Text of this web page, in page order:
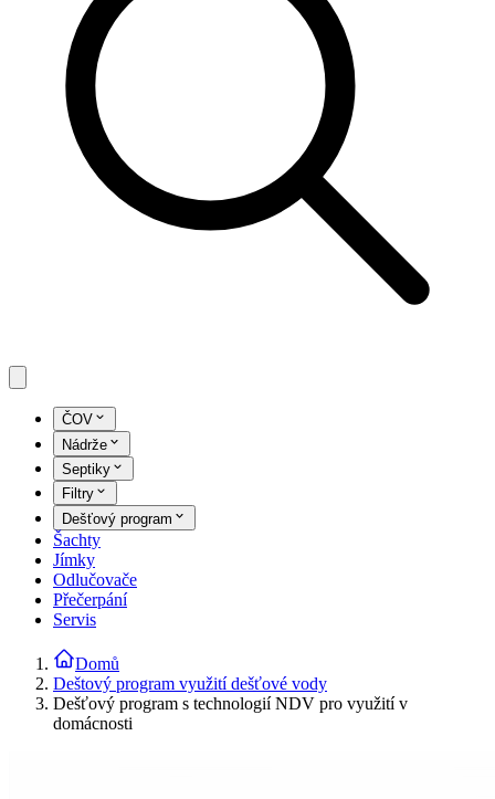
ČOV
Nádrže
Septiky
Filtry
Dešťový program
Šachty
Jímky
Odlučovače
Přečerpání
Servis
Domů
Deštový program využití dešťové vody
Dešťový program s technologií NDV pro využití v
domácnosti